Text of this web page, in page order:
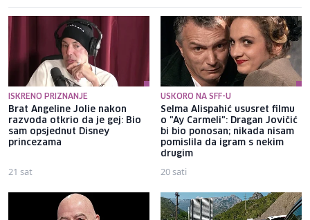
ISKRENO PRIZNANJE
Brat Angeline Jolie nakon
razvoda otkrio da je gej: Bio
sam opsjednut Disney
princezama
21 sat
USKORO NA SFF-U
Selma Alispahić ususret filmu
o "Ay Carmeli": Dragan Jovičić
bi bio ponosan; nikada nisam
pomislila da igram s nekim
drugim
20 sati